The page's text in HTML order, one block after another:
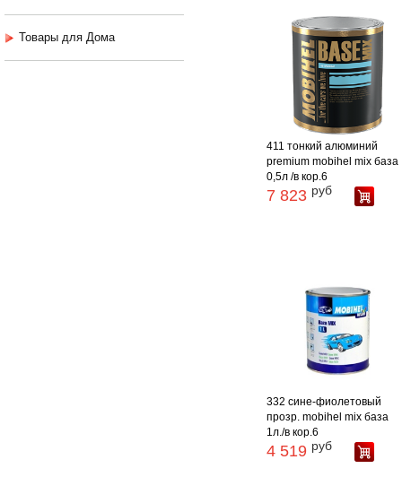
Товары для Дома
411 тонкий алюминий
premium mobihel mix база
0,5л /в кор.6
7 823 руб
332 сине-фиолетовый
прозр. mobihel mix база
1л./в кор.6
4 519 руб